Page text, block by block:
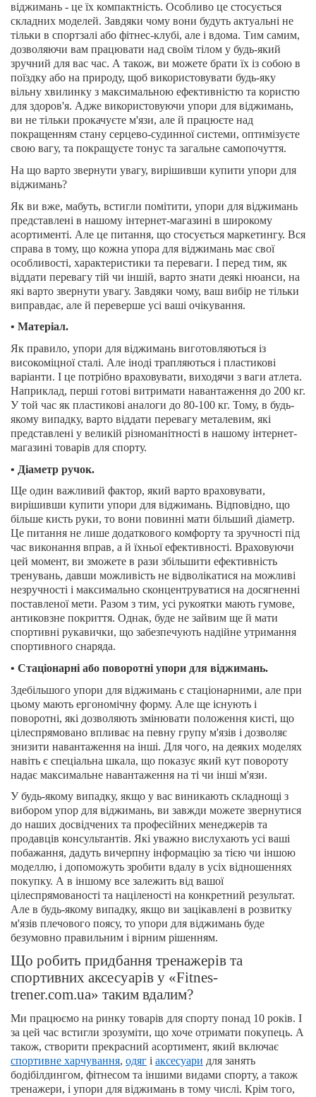
віджимань - це їх компактність. Особливо це стосується
складних моделей. Завдяки чому вони будуть актуальні не
тільки в спортзалі або фітнес-клубі, але і вдома. Тим самим,
дозволяючи вам працювати над своїм тілом у будь-який
зручний для вас час. А також, ви можете брати їх із собою в
поїздку або на природу, щоб використовувати будь-яку
вільну хвилинку з максимальною ефективністю та користю
для здоров'я. Адже використовуючи упори для віджимань,
ви не тільки прокачуєте м'язи, але й працюєте над
покращенням стану серцево-судинної системи, оптимізуєте
свою вагу, та покращуєте тонус та загальне самопочуття.
На що варто звернути увагу, вирішивши купити упори для
віджимань?
Як ви вже, мабуть, встигли помітити, упори для віджимань
представлені в нашому інтернет-магазині в широкому
асортименті. Але це питання, що стосується маркетингу. Вся
справа в тому, що кожна упора для віджимань має свої
особливості, характеристики та переваги. І перед тим, як
віддати перевагу тій чи іншій, варто знати деякі нюанси, на
які варто звернути увагу. Завдяки чому, ваш вибір не тільки
виправдає, але й переверше усі ваші очікування.
• Матеріал.
Як правило, упори для віджимань виготовляються із
високоміцної сталі. Але іноді трапляються і пластикові
варіанти. І це потрібно враховувати, виходячи з ваги атлета.
Наприклад, перші готові витримати навантаження до 200 кг.
У той час як пластикові аналоги до 80-100 кг. Тому, в будь-
якому випадку, варто віддати перевагу металевим, які
представлені у великій різноманітності в нашому інтернет-
магазині товарів для спорту.
• Діаметр ручок.
Ще один важливий фактор, який варто враховувати,
вирішивши купити упори для віджимань. Відповідно, що
більше кисть руки, то вони повинні мати більший діаметр.
Це питання не лише додаткового комфорту та зручності під
час виконання вправ, а й їхньої ефективності. Враховуючи
цей момент, ви зможете в рази збільшити ефективність
тренувань, давши можливість не відволікатися на можливі
незручності і максимально сконцентруватися на досягненні
поставленої мети. Разом з тим, усі рукоятки мають гумове,
антиковзне покриття. Однак, буде не зайвим ще й мати
спортивні рукавички, що забезпечують надійне утримання
спортивного снаряда.
• Стаціонарні або поворотні упори для віджимань.
Здебільшого упори для віджимань є стаціонарними, але при
цьому мають ергономічну форму. Але ще існують і
поворотні, які дозволяють змінювати положення кисті, що
цілеспрямовано впливає на певну групу м'язів і дозволяє
знизити навантаження на інші. Для чого, на деяких моделях
навіть є спеціальна шкала, що показує який кут повороту
надає максимальне навантаження на ті чи інші м'язи.
У будь-якому випадку, якщо у вас виникають складнощі з
вибором упор для віджимань, ви завжди можете звернутися
до наших досвідчених та професійних менеджерів та
продавців консультантів. Які уважно вислухають усі ваші
побажання, дадуть вичерпну інформацію за тією чи іншою
моделлю, і допоможуть зробити вдалу в усіх відношеннях
покупку. А в іншому все залежить від вашої
цілеспрямованості та націленості на конкретний результат.
Але в будь-якому випадку, якщо ви зацікавлені в розвитку
м'язів плечового поясу, то упори для віджимань буде
безумовно правильним і вірним рішенням.
Що робить придбання тренажерів та
спортивних аксесуарів у «Fitnes-
trener.com.ua» таким вдалим?
Ми працюємо на ринку товарів для спорту понад 10 років. І
за цей час встигли зрозуміти, що хоче отримати покупець. А
також, створити прекрасний асортимент, який включає
спортивне харчування, одяг і аксесуари для занять
бодібілдингом, фітнесом та іншими видами спорту, а також
тренажери, і упори для віджимань в тому числі. Крім того,